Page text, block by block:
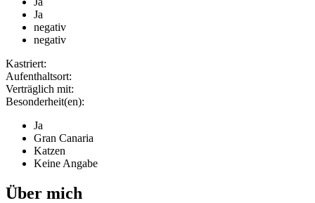
Ja
negativ
negativ
Kastriert:
Aufenthaltsort:
Verträglich mit:
Besonderheit(en):
Ja
Gran Canaria
Katzen
Keine Angabe
Über mich